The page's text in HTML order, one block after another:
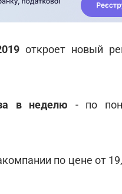
откроет новый
в неделю - по
по цене от